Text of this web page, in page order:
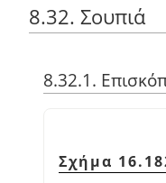
8.32. Σουπιά
8.32.1.
Σχήμα